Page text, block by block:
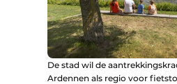
De stad wil de
Ardennen als regio voor